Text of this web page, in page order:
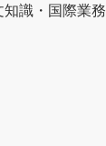
識・国際業務